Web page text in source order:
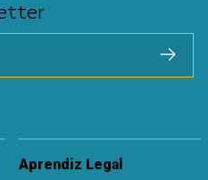
Aprendiz Legal